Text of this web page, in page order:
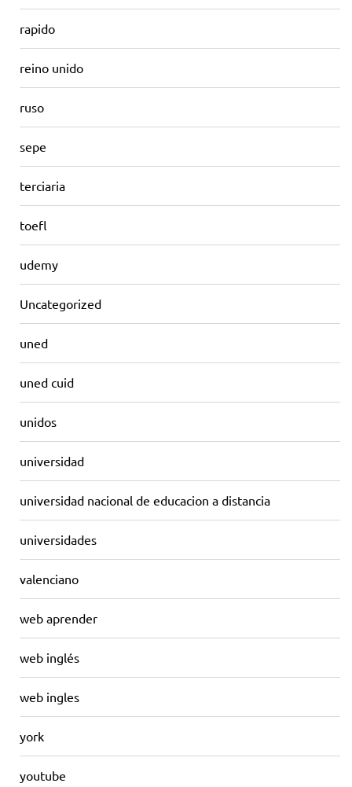
rapido
reino unido
ruso
sepe
terciaria
toefl
udemy
Uncategorized
uned
uned cuid
unidos
universidad
universidad nacional de educacion a distancia
universidades
valenciano
web aprender
web inglés
web ingles
york
youtube